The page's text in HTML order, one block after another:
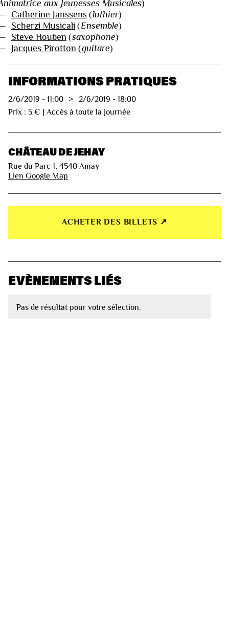
aux Jeunesses Musicales)
Catherine Janssens (luthier)
Scherzi Musicali (Ensemble)
Steve Houben (saxophone)
Jacques Pirotton (guitare)
INFORMATIONS PRATIQUES
2/6/2019 - 11:00 > 2/6/2019 - 18:00
Prix : 5 € | Accès à toute la journée
CHÂTEAU DE JEHAY
Rue du Parc 1, 4540 Amay
Lien Google Map
ACHETER DES BILLETS ↗︎
EVÈNEMENTS LIÉS
Pas de résultat pour votre sélection.